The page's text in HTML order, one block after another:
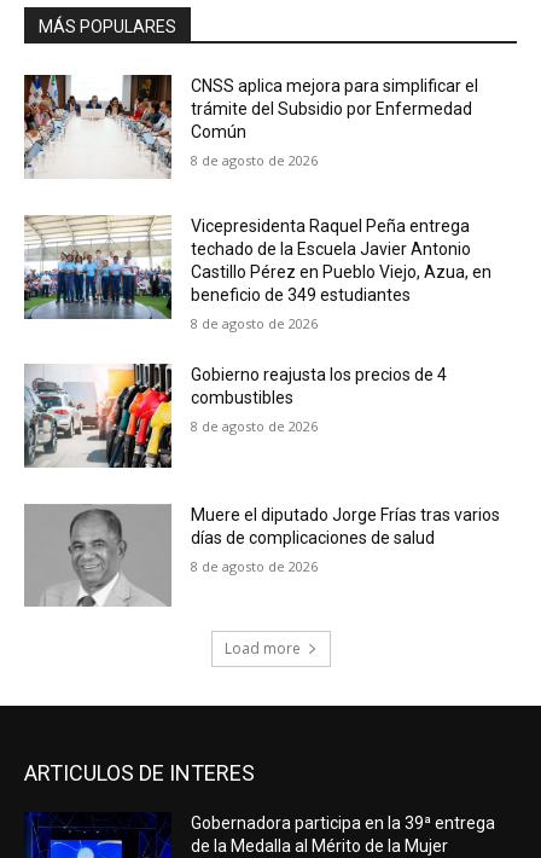
MÁS POPULARES
CNSS aplica mejora para simplificar el
trámite del Subsidio por Enfermedad
Común
8 de agosto de 2026
Vicepresidenta Raquel Peña entrega
techado de la Escuela Javier Antonio
Castillo Pérez en Pueblo Viejo, Azua, en
beneficio de 349 estudiantes
8 de agosto de 2026
Gobierno reajusta los precios de 4
combustibles
8 de agosto de 2026
Muere el diputado Jorge Frías tras varios
días de complicaciones de salud
8 de agosto de 2026
Load more
ARTICULOS DE INTERES
Gobernadora participa en la 39ª entrega
de la Medalla al Mérito de la Mujer